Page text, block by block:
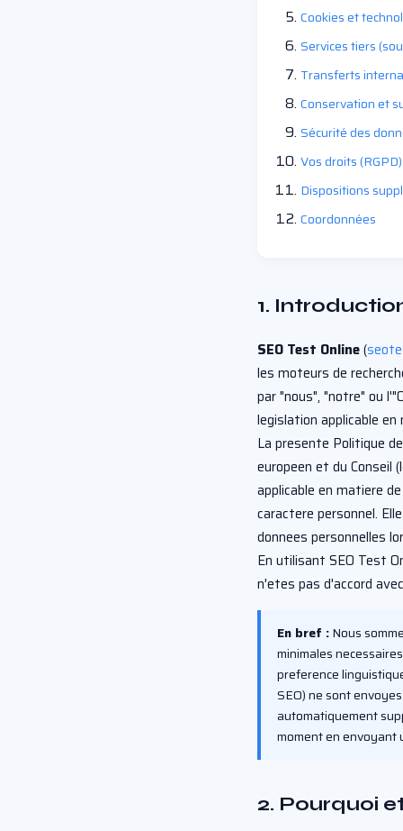
Cookies et
Services tiers
Transferts
Conservation et
Sécurité des
Vos droits (RGPD)
Dispositions
Coordonnées
1.
SEO Test Online(
les moteurs de
par "nous", "notre" ou
legislation applicable
La presente Politique
europeen et du Conseil
applicable en matiere
caractere personnel.
donnees personnelles
En utilisant SEO Test
n'etes pas d'accord
En bref :Nous
minimales
preference
SEO) ne sont
automatiquement
moment en envoyant
2. Pourquoi